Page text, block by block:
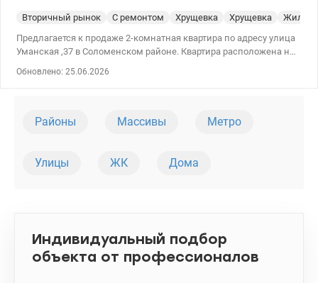
Вторичный рынок С ремонтом Хрущевка Хрущевка
Жилое
Предлагается к продаже 2-комнатная квартира по адресу улица
Уманская ,37 в Соломенском районе. Квартира расположена на
локация, развитая инфраструктура. Рядом несколько парков,
государственным программам. Звоните, договаривайтесь о
Обновлено: 25.06.2026
Районы Массивы Метро
Улицы ЖК Дома
Индивидуальный подбор
объекта от профессионалов